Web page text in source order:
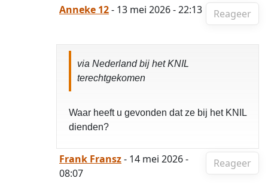
Reageer
Anneke 12- 13 mei 2026 - 22:13
via Nederland bij het KNIL
terechtgekomen
Waar heeft u gevonden dat ze bij het KNIL
dienden?
Reageer
Frank Fransz- 14 mei 2026 -
08:07